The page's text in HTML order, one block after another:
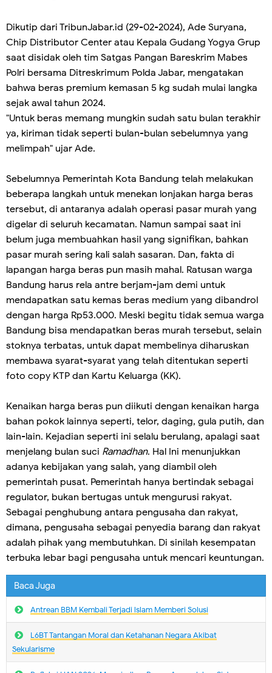
Dikutip dari TribunJabar.id (29-02-2024), Ade Suryana,
Chip Distributor Center atau Kepala Gudang Yogya Grup
saat disidak oleh tim Satgas Pangan Bareskrim Mabes
Polri bersama Ditreskrimum Polda Jabar, mengatakan
bahwa beras premium kemasan 5 kg sudah mulai langka
sejak awal tahun 2024.
"Untuk beras memang mungkin sudah satu bulan terakhir
ya, kiriman tidak seperti bulan-bulan sebelumnya yang
melimpah" ujar Ade.
Sebelumnya Pemerintah Kota Bandung telah melakukan
beberapa langkah untuk menekan lonjakan harga beras
tersebut, di antaranya adalah operasi pasar murah yang
digelar di seluruh kecamatan. Namun sampai saat ini
belum juga membuahkan hasil yang signifikan, bahkan
pasar murah sering kali salah sasaran. Dan, fakta di
lapangan harga beras pun masih mahal. Ratusan warga
Bandung harus rela antre berjam-jam demi untuk
mendapatkan satu kemas beras medium yang dibandrol
dengan harga Rp53.000. Meski begitu tidak semua warga
Bandung bisa mendapatkan beras murah tersebut, selain
stoknya terbatas, untuk dapat membelinya diharuskan
membawa syarat-syarat yang telah ditentukan seperti
foto copy KTP dan Kartu Keluarga (KK).
Kenaikan harga beras pun diikuti dengan kenaikan harga
bahan pokok lainnya seperti, telor, daging, gula putih, dan
lain-lain. Kejadian seperti ini selalu berulang, apalagi saat
menjelang bulan suci Ramadhan. Hal Ini menunjukkan
adanya kebijakan yang salah, yang diambil oleh
pemerintah pusat. Pemerintah hanya bertindak sebagai
regulator, bukan bertugas untuk mengurusi rakyat.
Sebagai penghubung antara pengusaha dan rakyat,
dimana, pengusaha sebagai penyedia barang dan rakyat
adalah pihak yang membutuhkan. Di sinilah kesempatan
terbuka lebar bagi pengusaha untuk mencari keuntungan.
Baca Juga
Antrean BBM Kembali Terjadi lslam Memberi Solusi
L6BT Tantangan Moral dan Ketahanan Negara Akibat
Sekularisme